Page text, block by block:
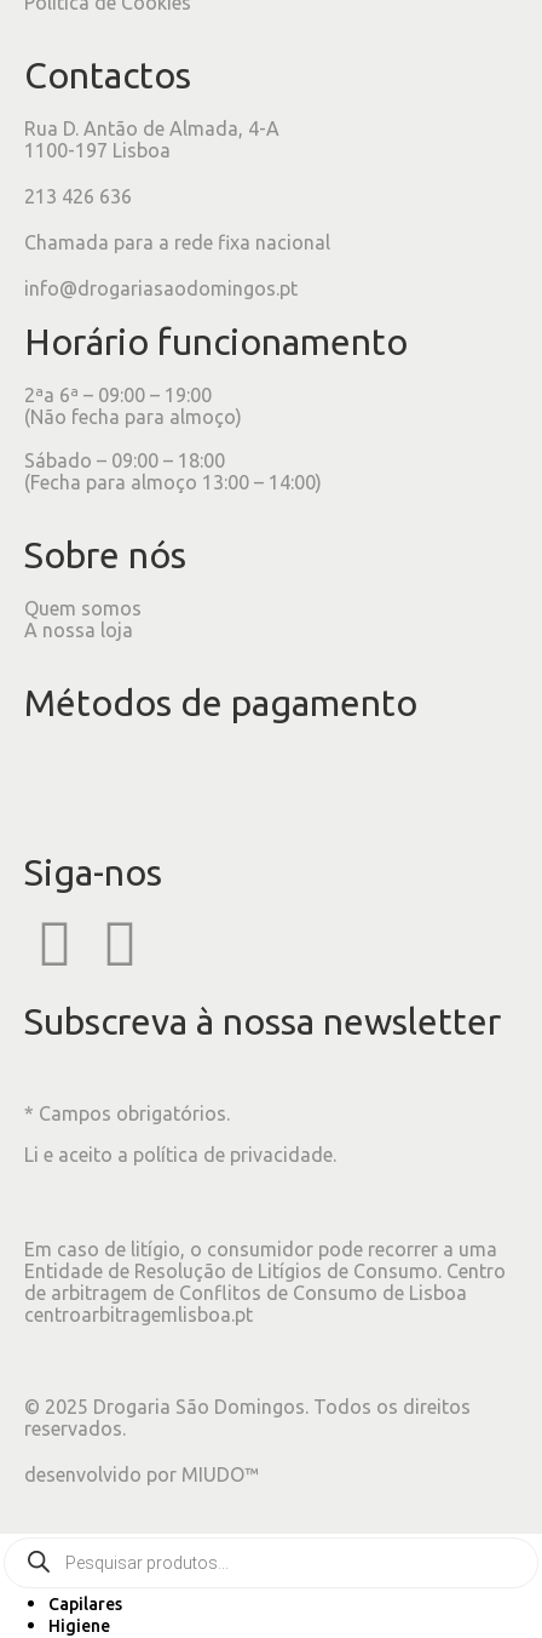
Contactos
Rua D. Antão de Almada, 4-A
1100-197 Lisboa
213 426 636
Chamada para a rede fixa nacional
info@drogariasaodomingos.pt
Horário funcionamento
2ªa 6ª – 09:00 – 19:00
(Não fecha para almoço)
Sábado – 09:00 – 18:00
(Fecha para almoço 13:00 – 14:00)
Sobre nós
Quem somos
A nossa loja
Métodos de pagamento
Siga-nos
Subscreva à nossa newsletter
* Campos obrigatórios.
Li e aceito a política de privacidade.
Em caso de litígio, o consumidor pode recorrer a uma
Entidade de Resolução de Litígios de Consumo. Centro
de arbitragem de Conflitos de Consumo de Lisboa
centroarbitragemlisboa.pt
© 2025 Drogaria São Domingos. Todos os direitos
reservados.
desenvolvido por MIUDO™
Capilares
Higiene